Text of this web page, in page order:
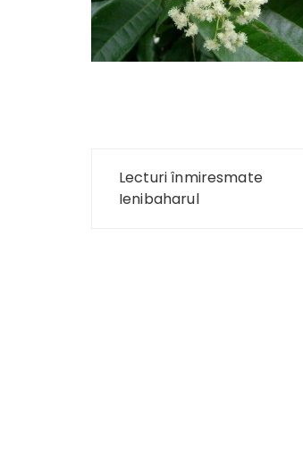
Navigare
Lecturi înmiresmate
Ienibaharul